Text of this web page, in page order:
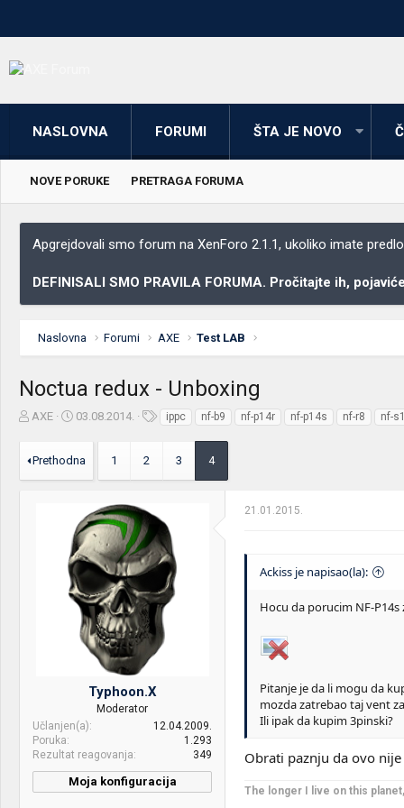
NASLOVNA FORUMI ŠTA JE NOVO
NOVE PORUKE PRETRAGA FORUMA
Apgrejdovali smo forum na XenForo 2.1.1, ukoliko imate
DEFINISALI SMO PRAVILA FORUMA. Pročitajte ih,
Naslovna Forumi AXE Test LAB
Noctua redux - Unboxing
Z
e
t
AXE
D
u
m
k
r
e
t
a
n
a
03.08.2014.
k
ippc nf-b9 nf-p14r nf-p14s nf-r8 nf-
Prethodna 1 2 3 4
Typhoon.X
Moderator
Učlanjen(a)
12.04.2009.
Poruka
1.293
Rezultat reagovanja
349
Moja konfiguracija
21.01.2015.
Ackiss je napisao(la):
Hocu da porucim NF-
Pitanje je da li mogu da
mozda zatrebao taj vent
Ili ipak da kupim 3pinski?
Obrati paznju da ovo
The longer I live on this